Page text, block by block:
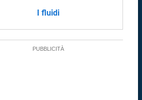
I fluidi